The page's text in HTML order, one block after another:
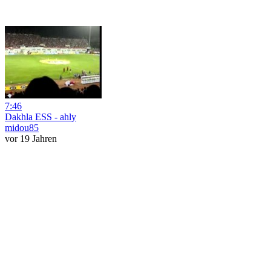
7:46
Dakhla ESS - ahly
midou85
vor 19 Jahren